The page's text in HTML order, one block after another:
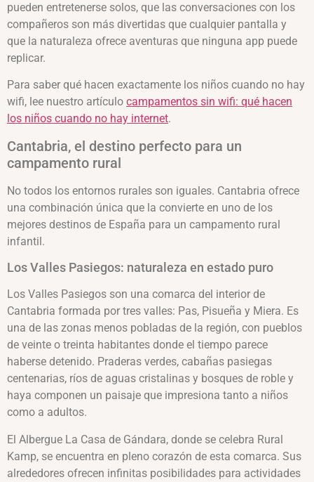
pueden entretenerse solos, que las conversaciones con los
compañeros son más divertidas que cualquier pantalla y
que la naturaleza ofrece aventuras que ninguna app puede
replicar.
Para saber qué hacen exactamente los niños cuando no hay
wifi, lee nuestro artículo campamentos sin wifi: qué hacen
los niños cuando no hay internet.
Cantabria, el destino perfecto para un
campamento rural
No todos los entornos rurales son iguales. Cantabria ofrece
una combinación única que la convierte en uno de los
mejores destinos de España para un campamento rural
infantil.
Los Valles Pasiegos: naturaleza en estado puro
Los Valles Pasiegos son una comarca del interior de
Cantabria formada por tres valles: Pas, Pisueña y Miera. Es
una de las zonas menos pobladas de la región, con pueblos
de veinte o treinta habitantes donde el tiempo parece
haberse detenido. Praderas verdes, cabañas pasiegas
centenarias, ríos de aguas cristalinas y bosques de roble y
haya componen un paisaje que impresiona tanto a niños
como a adultos.
El Albergue La Casa de Gándara, donde se celebra Rural
Kamp, se encuentra en pleno corazón de esta comarca. Sus
alrededores ofrecen infinitas posibilidades para actividades